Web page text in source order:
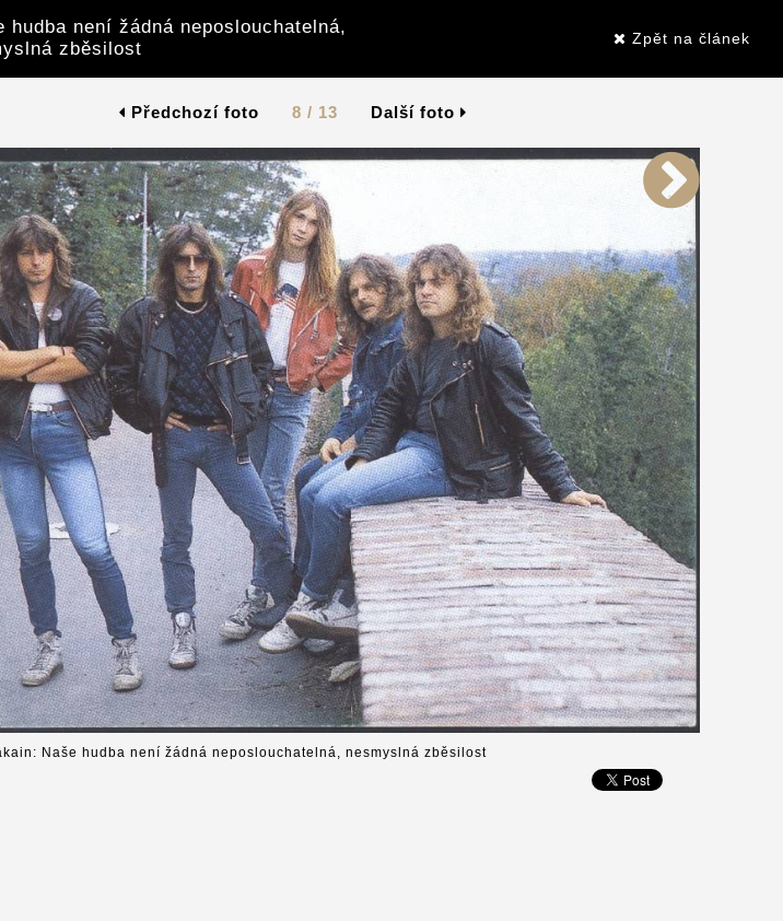
hudba není žádná neposlouchatelná,
zběsilost
Zpět na článek
Předchozí foto 8 / 13 Další foto
Naše hudba není žádná neposlouchatelná, nesmyslná zběsilost